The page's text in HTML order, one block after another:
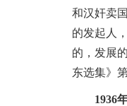
和汉奸卖
的发起人
的，发展
东选集》
1936